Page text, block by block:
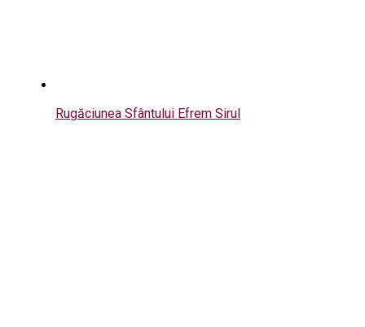
Rugăciunea Sfântului Efrem Sirul